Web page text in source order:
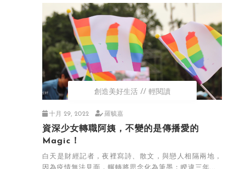
創造美好生活 輕閱讀
十月 29, 2022 羅毓嘉
資深少女轉職阿姨，不變的是傳播愛的
Magic！
白天是財經記者，夜裡寫詩、散文，與戀人相隔兩地，